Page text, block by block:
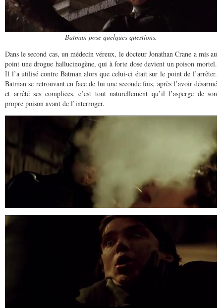
Batman pose quelques questions.
Dans le second cas, un médecin véreux, le docteur Jonathan Crane a mis au
point une drogue hallucinogène, qui à forte dose devient un poison mortel.
Il l’a utilisé contre Batman alors que celui-ci était sur le point de l’arrêter.
Batman se retrouvant en face de lui une seconde fois, après l’avoir désarmé
et arrêté ses complices, c’est tout naturellement qu’il l’asperge de son
propre poison avant de l’interroger.